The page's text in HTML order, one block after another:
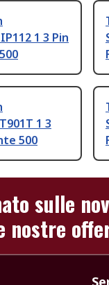
1 3 Pin
1 3
500
sulle
nostre